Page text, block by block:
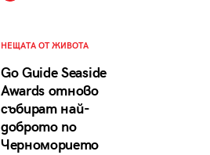
НЕЩАТА ОТ ЖИВОТА
Go Guide Seaside
Awards отново
събират най-
доброто по
Черноморието